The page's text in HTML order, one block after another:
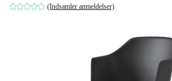
(Indsamler anmeldelser)